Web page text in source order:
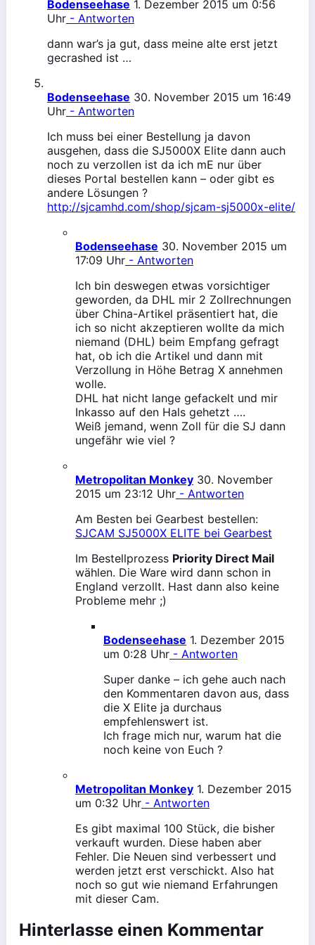
Bodenseehase 1. Dezember 2015 um 0:56
Uhr - Antworten
dann war’s ja gut, dass meine alte erst jetzt
gecrashed ist …
Bodenseehase 30. November 2015 um 16:49
Uhr - Antworten
Ich muss bei einer Bestellung ja davon
ausgehen, dass die SJ5000X Elite dann auch
noch zu verzollen ist da ich mE nur über
dieses Portal bestellen kann – oder gibt es
andere Lösungen ?
http://sjcamhd.com/shop/sjcam-sj5000x-elite/
Bodenseehase 30. November 2015 um
17:09 Uhr - Antworten
Ich bin deswegen etwas vorsichtiger
geworden, da DHL mir 2 Zollrechnungen
über China-Artikel präsentiert hat, die
ich so nicht akzeptieren wollte da mich
niemand (DHL) beim Empfang gefragt
hat, ob ich die Artikel und dann mit
Verzollung in Höhe Betrag X annehmen
wolle.
DHL hat nicht lange gefackelt und mir
Inkasso auf den Hals gehetzt ….
Weiß jemand, wenn Zoll für die SJ dann
ungefähr wie viel ?
Metropolitan Monkey 30. November
2015 um 23:12 Uhr - Antworten
Am Besten bei Gearbest bestellen:
SJCAM SJ5000X ELITE bei Gearbest
Im Bestellprozess Priority Direct Mail
wählen. Die Ware wird dann schon in
England verzollt. Hast dann also keine
Probleme mehr ;)
Bodenseehase 1. Dezember 2015
um 0:28 Uhr - Antworten
Super danke – ich gehe auch nach
den Kommentaren davon aus, dass
die X Elite ja durchaus
empfehlenswert ist.
Ich frage mich nur, warum hat die
noch keine von Euch ?
Metropolitan Monkey 1. Dezember 2015
um 0:32 Uhr - Antworten
Es gibt maximal 100 Stück, die bisher
verkauft wurden. Diese haben aber
Fehler. Die Neuen sind verbessert und
werden jetzt erst verschickt. Also hat
noch so gut wie niemand Erfahrungen
mit dieser Cam.
Hinterlasse einen Kommentar